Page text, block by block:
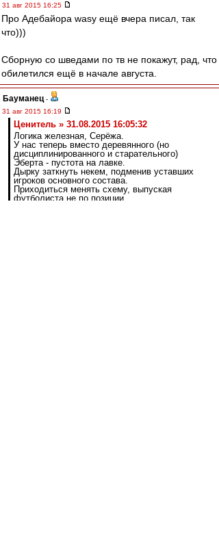
31 авг 2015 16:25
Про Адебайора wasy ещё вчера писал, так
что)))
Сборную со шведами по тв не покажут, рад, что
обилетился ещё в начале августа.
Бауманец -
31 авг 2015 16:19
Ценитель » 31.08.2015 16:05:32
Логика железная, Серёжа.
У нас теперь вместо деревянного (но
дисциплинированного и старательного)
Эберта - пустота на лавке.
Дырку заткнуть некем, подменив уставших
игроков основного состава.
Приходиться менять схему, выпуская
футболиста не по позиции.